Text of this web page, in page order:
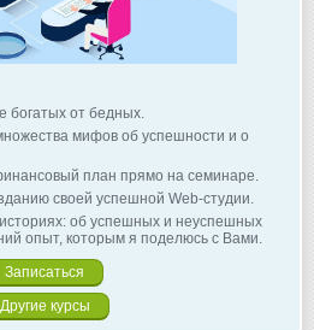
богатых от бедных.
мифов об успешности и о
план прямо на семинаре.
своей успешной Web-студии.
об успешных и неуспешных
опыт, которым я поделюсь с Вами.
Записаться
Другие курсы